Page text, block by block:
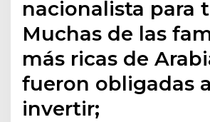
nacionalista para
Muchas de las
más ricas de
fueron obligadas a
invertir;